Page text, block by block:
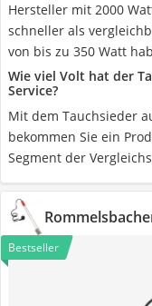
Hersteller mit 2000
schneller als
von bis zu 350 Watt
Wie viel Volt hat der
Service?
Mit dem Tauchsieder
bekommen Sie ein
Segment der
Bestseller